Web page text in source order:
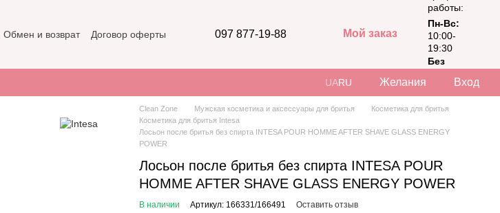
Обмен и возврат
Договор оферты
097 877-19-88 Мой заказ
работы:
Пн-Вс:
10:00-
19:30
Без
UARU Желания Вход
Clean Zone Мужская косметика и аксессуары для бритья
Косметика для бритья
Косметика для бритья Intesa
Лосьон после бритья без спирта INTESA POUR HOMME AFTER SHAVE GLASS ENERGY
POWER
Лосьон после бритья без спирта INTESA POUR
HOMME AFTER SHAVE GLASS ENERGY POWER
В наличии Артикул: 166331/166491 Оставить отзыв